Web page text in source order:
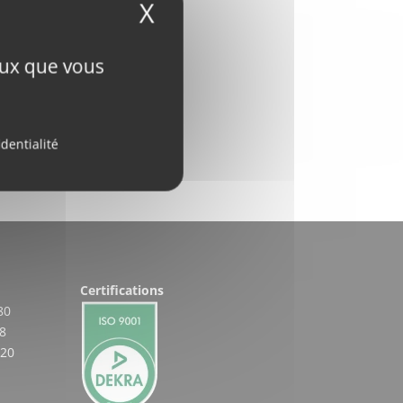
que vous
X Masquer le
Certifications